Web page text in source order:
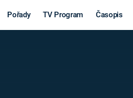
Pořady TV Program Časopis